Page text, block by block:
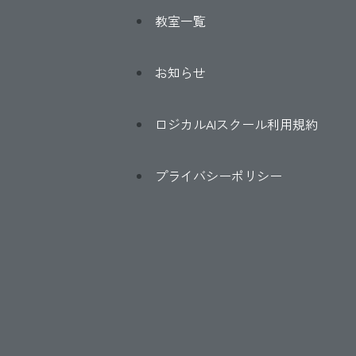
教室一覧
お知らせ
ロジカルAIスクール利用規約
プライバシーポリシー